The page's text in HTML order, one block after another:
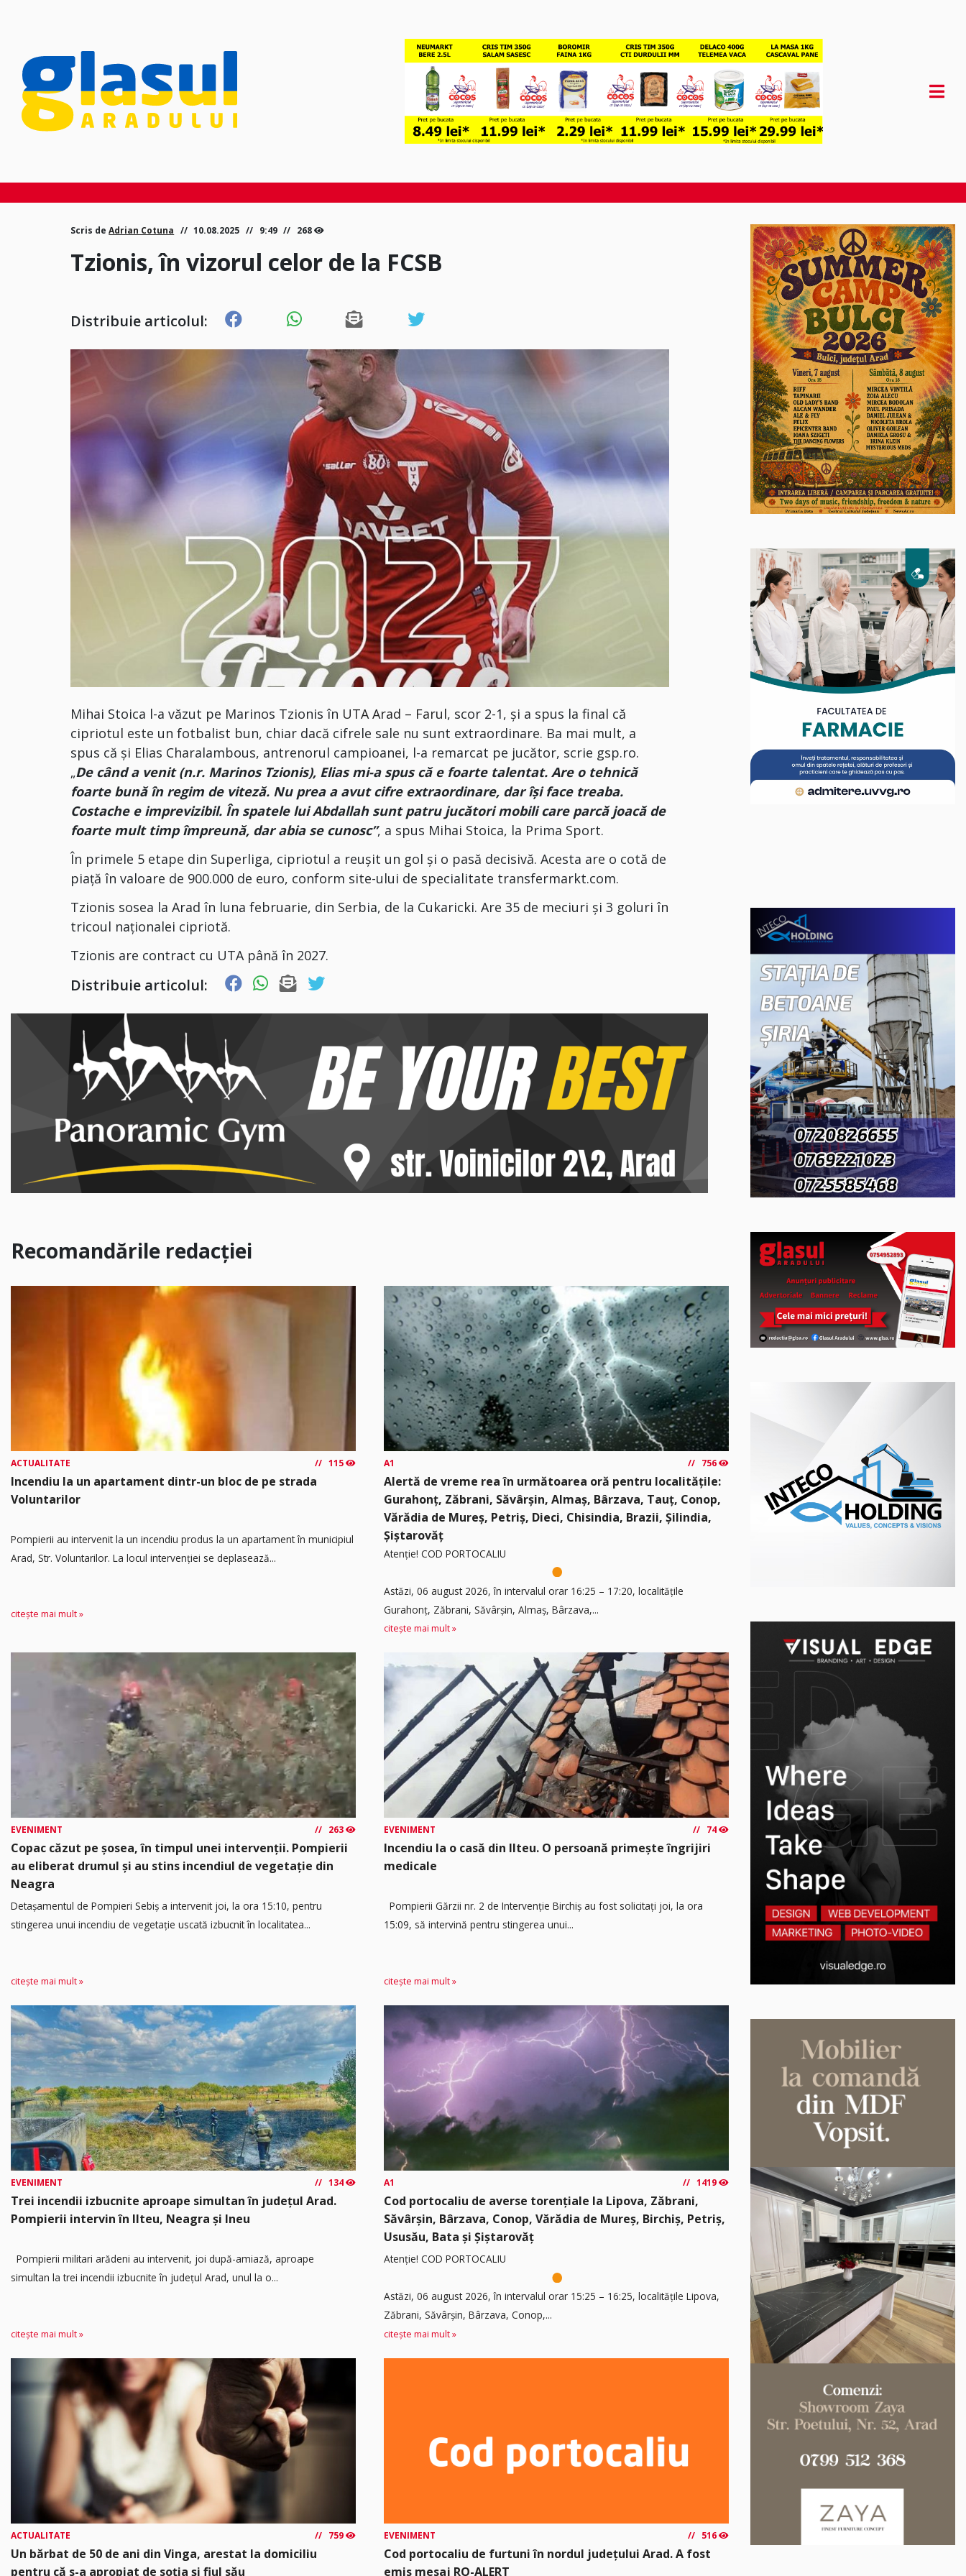
Scris deAdrian Cotuna 10.08.2025 9:49 268
Tzionis, în vizorul celor de la FCSB
Distribuie articolul:
Mihai Stoica l-a văzut pe Marinos Tzionis în UTA Arad – Farul, scor 2-1, și a spus la final că
cipriotul este un fotbalist bun, chiar dacă cifrele sale nu sunt extraordinare. Ba mai mult, a
spus că și Elias Charalambous, antrenorul campioanei, l-a remarcat pe jucător, scrie gsp.ro.
„De când a venit (n.r. Marinos Tzionis), Elias mi-a spus că e foarte talentat. Are o tehnică
foarte bună în regim de viteză. Nu prea a avut cifre extraordinare, dar își face treaba.
Costache e imprevizibil. În spatele lui Abdallah sunt patru jucători mobili care parcă joacă de
foarte mult timp împreună, dar abia se cunosc”, a spus Mihai Stoica, la Prima Sport.
În primele 5 etape din Superliga, cipriotul a reușit un gol și o pasă decisivă. Acesta are o cotă de
piață în valoare de 900.000 de euro, conform site-ului de specialitate transfermarkt.com.
Tzionis sosea la Arad în luna februarie, din Serbia, de la Cukaricki. Are 35 de meciuri și 3 goluri în
tricoul naționalei cipriotă.
Tzionis are contract cu UTA până în 2027.
Distribuie articolul:
Recomandările redacției
ACTUALITATE 115
Incendiu la un apartament dintr-un bloc de pe strada
Voluntarilor
Pompierii au intervenit la un incendiu produs la un apartament în municipiul
Arad, Str. Voluntarilor. La locul intervenției se deplasează...
citește mai mult »
A1 756
Alertă de vreme rea în următoarea oră pentru localitățile:
Gurahonț, Zăbrani, Săvârșin, Almaș, Bârzava, Tauț, Conop,
Vărădia de Mureș, Petriș, Dieci, Chisindia, Brazii, Șilindia,
Șiștarovăț
Atenție! COD PORTOCALIU
Astăzi, 06 august 2026, în intervalul orar 16:25 – 17:20, localitățile
Gurahonț, Zăbrani, Săvârșin, Almaș, Bârzava,...
citește mai mult »
EVENIMENT 263
Copac căzut pe șosea, în timpul unei intervenții. Pompierii
au eliberat drumul și au stins incendiul de vegetație din
Neagra
Detașamentul de Pompieri Sebiș a intervenit joi, la ora 15:10, pentru
stingerea unui incendiu de vegetație uscată izbucnit în localitatea...
citește mai mult »
EVENIMENT 74
Incendiu la o casă din Ilteu. O persoană primește îngrijiri
medicale
Pompierii Gărzii nr. 2 de Intervenție Birchiș au fost solicitați joi, la ora
15:09, să intervină pentru stingerea unui...
citește mai mult »
EVENIMENT 134
Trei incendii izbucnite aproape simultan în județul Arad.
Pompierii intervin în Ilteu, Neagra și Ineu
Pompierii militari arădeni au intervenit, joi după-amiază, aproape
simultan la trei incendii izbucnite în județul Arad, unul la o...
citește mai mult »
A1 1419
Cod portocaliu de averse torențiale la Lipova, Zăbrani,
Săvârșin, Bârzava, Conop, Vărădia de Mureș, Birchiș, Petriș,
Ususău, Bata și Șiștarovăț
Atenție! COD PORTOCALIU
Astăzi, 06 august 2026, în intervalul orar 15:25 – 16:25, localitățile Lipova,
Zăbrani, Săvârșin, Bârzava, Conop,...
citește mai mult »
ACTUALITATE 759
Un bărbat de 50 de ani din Vinga, arestat la domiciliu
pentru că s-a apropiat de soția și fiul său
EVENIMENT 516
Cod portocaliu de furtuni în nordul județului Arad. A fost
emis mesaj RO-ALERT